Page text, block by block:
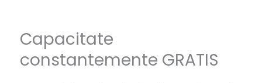
Capacitate
constantemente GRATIS